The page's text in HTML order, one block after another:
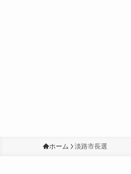
ホーム 淡路市長選